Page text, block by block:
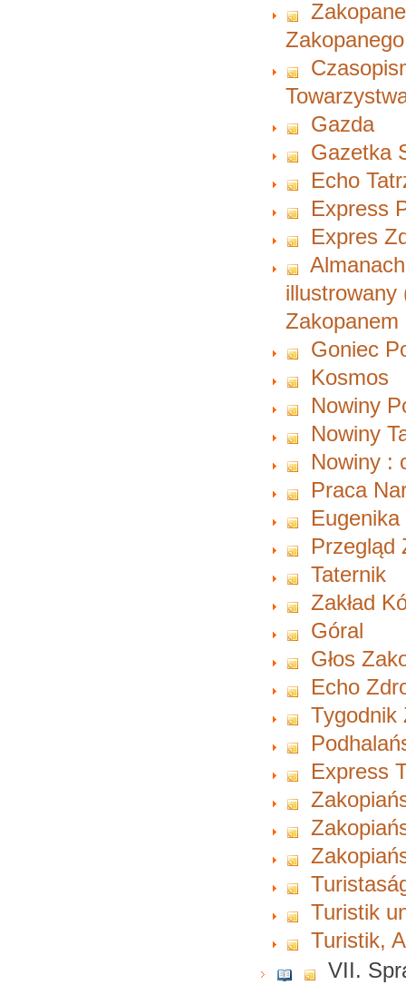
Zakopanego
Gazda
Gazetka
Echo
Express
Expres
illustrowany
Zakopanem
Goniec
Kosmos
Nowiny
Nowiny
Nowiny :
Praca
Eugenika
Przegląd
Taternik
Zakład
Góral
Głos
Echo
Tygodnik
Express
Turistik
Turistik,
VII.